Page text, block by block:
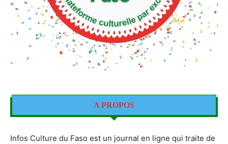
A PROPOS
Infos Culture du Faso est un journal en ligne qui traite de